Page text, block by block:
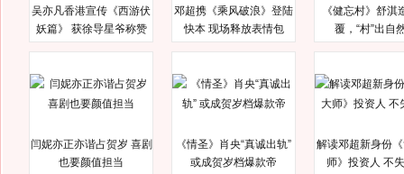
吴亦凡香港宣传《西游伏
妖篇》 获徐导星爷称赞
邓超携《乘风破浪》登陆
快本 现场释放表情包
《健忘村》舒淇
覆，“村”出自
闫妮亦正亦谐占贺岁 喜剧
也要颜值担当
《情圣》肖央“真诚出轨”
或成贺岁档爆款帝
解读邓超新身份
师》投资人 不